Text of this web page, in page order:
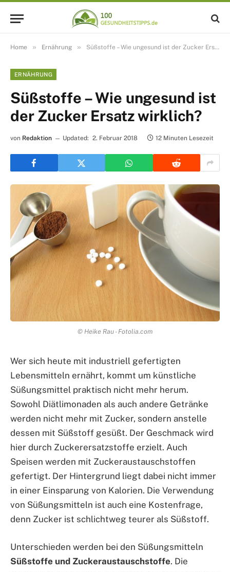
Home » Ernährung » Süßstoffe – Wie ungesund ist der Zucker Ersatz wirklich?
ERNÄHRUNG
Süßstoffe – Wie ungesund ist
der Zucker Ersatz wirklich?
von Redaktion Updated: 2. Februar 2018 12 Minuten Lesezeit
© Heike Rau - Fotolia.com
Wer sich heute mit industriell gefertigten
Lebensmitteln ernährt, kommt um künstliche
Süßungsmittel praktisch nicht mehr herum.
Sowohl Diätlimonaden als auch andere Getränke
werden nicht mehr mit Zucker, sondern anstelle
dessen mit Süßstoff gesüßt. Der Geschmack wird
hier durch Zuckerersatzstoffe erzielt. Auch
Speisen werden mit Zuckeraustauschstoffen
gefertigt. Der Hintergrund liegt dabei nicht immer
in einer Einsparung von Kalorien. Die Verwendung
von Süßungsmitteln ist auch eine Kostenfrage,
denn Zucker ist schlichtweg teurer als Süßstoff.
Unterschieden werden bei den Süßungsmitteln
Süßstoffe und Zuckeraustauschstoffe. Die